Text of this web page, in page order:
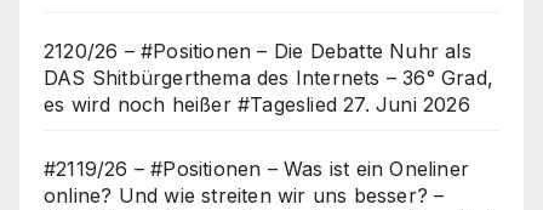
2120/26 – #Positionen – Die Debatte Nuhr als
DAS Shitbürgerthema des Internets – 36° Grad,
es wird noch heißer #Tageslied 27. Juni 2026
#2119/26 – #Positionen – Was ist ein Oneliner
online? Und wie streiten wir uns besser? –